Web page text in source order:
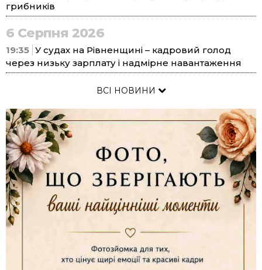
грибників
6 Серпня 2026
19:35 У судах на Рівненщині – кадровий голод
через низьку зарплату і надмірне навантаження
ВСІ НОВИНИ